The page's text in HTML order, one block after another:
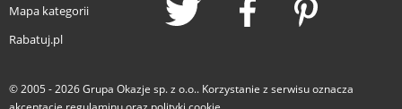
Mapa kategorii
Rabatuj.pl
© 2005 - 2026Grupa Okazje sp. z o.o.. Korzystanie z serwisu oznacza